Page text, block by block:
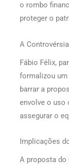
o rombo
proteger o
A
Fábio Félix,
formalizou um
barrar a
envolve o uso
assegurar o
Implicações
A proposta do